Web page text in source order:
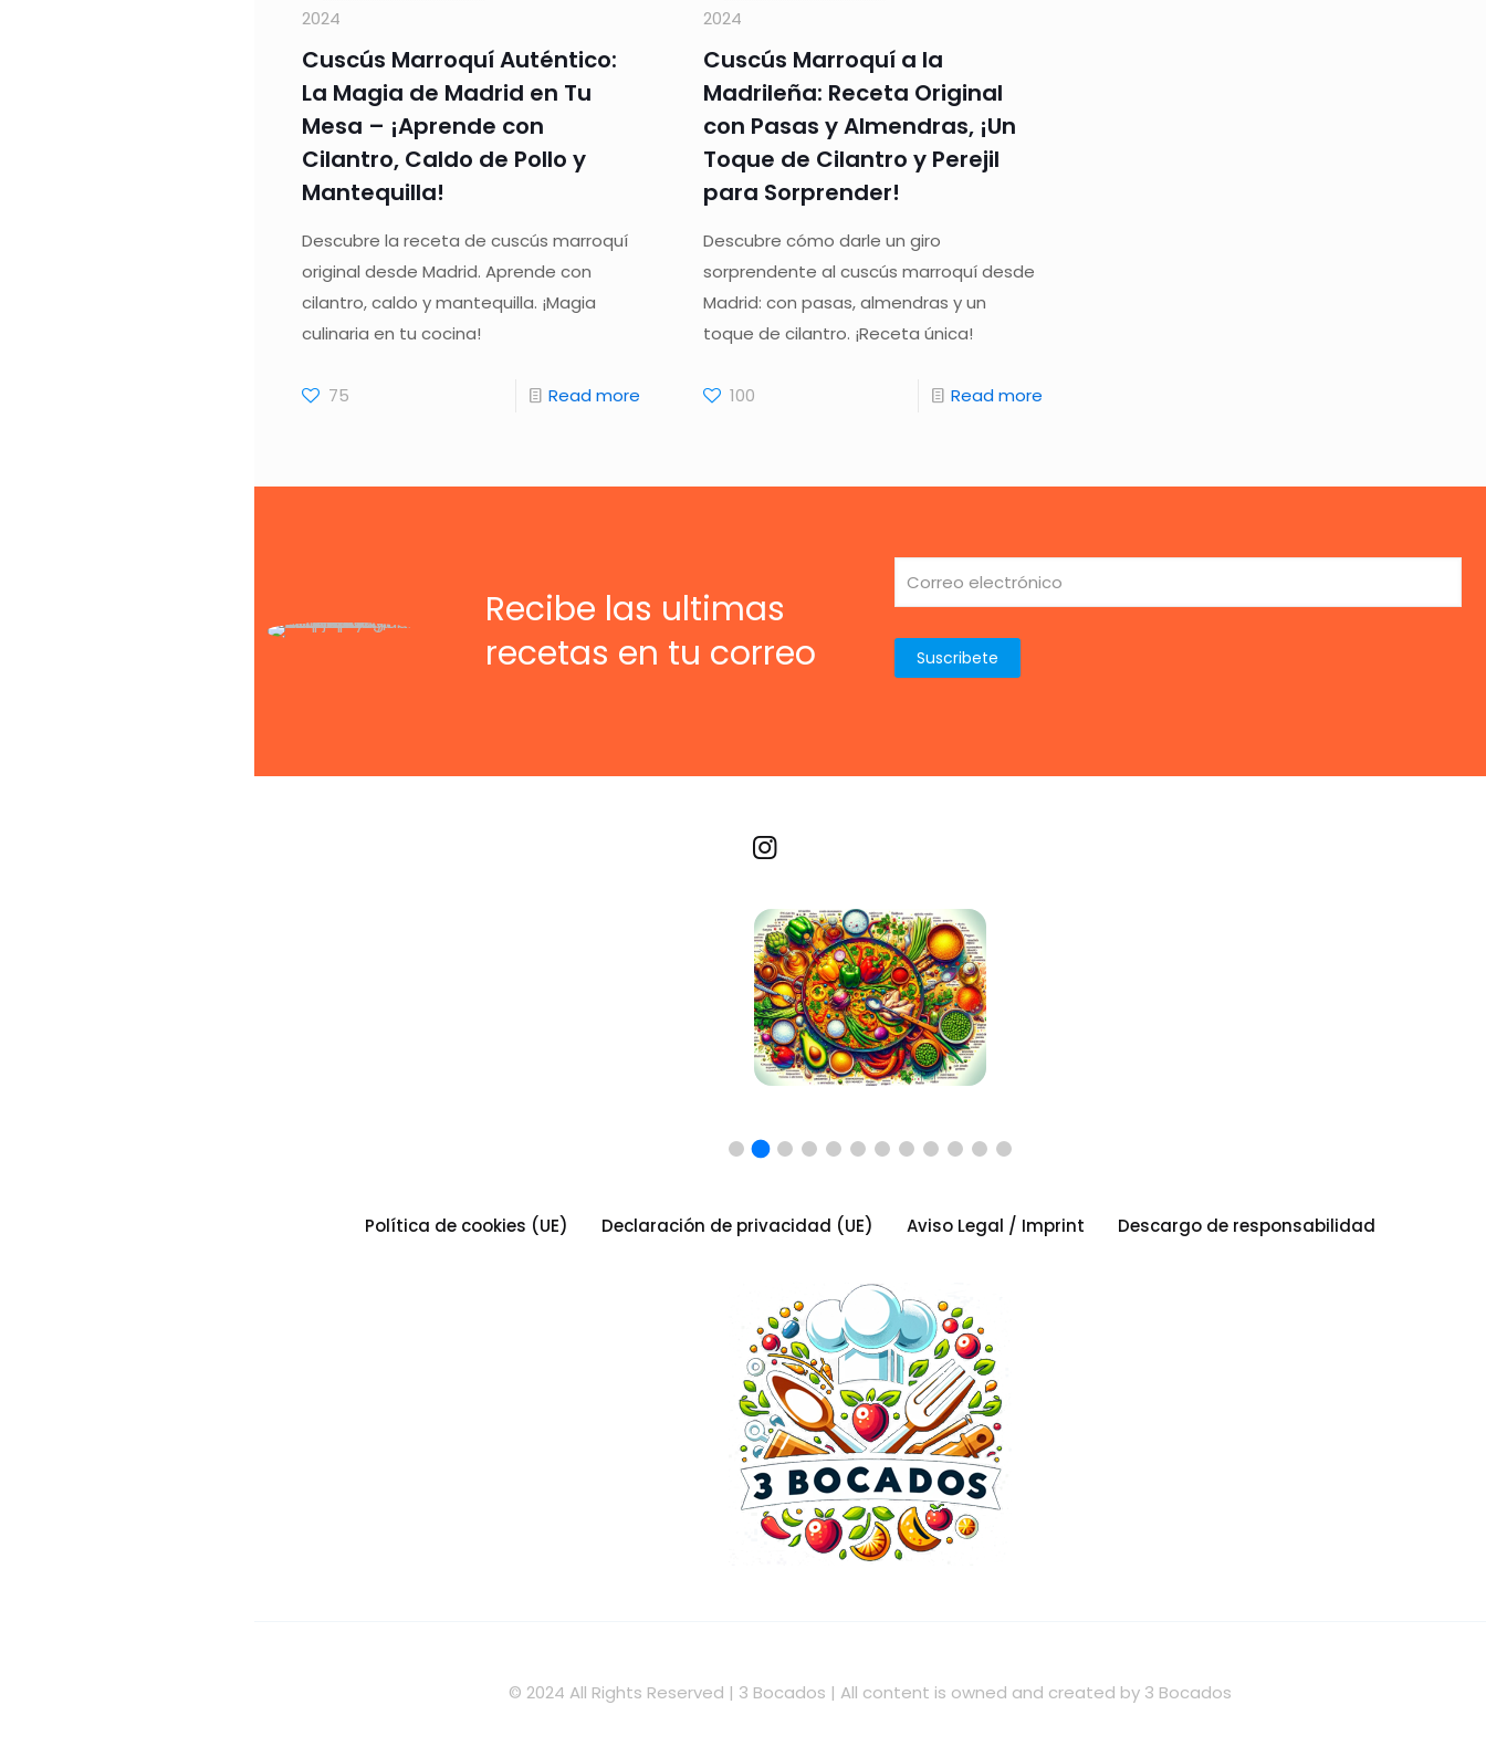
2024
Cuscús Marroquí Auténtico:
La Magia de Madrid en Tu
Mesa – ¡Aprende con
Cilantro, Caldo de Pollo y
Mantequilla!
Descubre la receta de cuscús marroquí
original desde Madrid. Aprende con
cilantro, caldo y mantequilla. ¡Magia
culinaria en tu cocina!
75 Read more
2024
Cuscús Marroquí a la
Madrileña: Receta Original
con Pasas y Almendras, ¡Un
Toque de Cilantro y Perejil
para Sorprender!
Descubre cómo darle un giro
sorprendente al cuscús marroquí desde
Madrid: con pasas, almendras y un
toque de cilantro. ¡Receta única!
100 Read more
Recibe las ultimas
recetas en tu correo
Política de cookies (UE) Declaración de privacidad (UE) Aviso Legal / Imprint Descargo de responsabilidad
© 2024 All Rights Reserved | 3 Bocados | All content is owned and created by 3 Bocados